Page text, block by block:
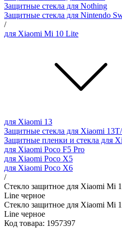
Защитные стекла для Nothing
Защитные стекла для Nintendo
/
для Xiaomi Mi 10 Lite
для Xiaomi 13
Защитные стекла для Xiaomi
Защитные пленки и стекла для
для Xiaomi Poco F5 Pro
для Xiaomi Poco X5
для Xiaomi Poco X6
/
Стекло защитное для Xiaomi Mi
Line черное
Стекло защитное для Xiaomi Mi
Line черное
Код товара: 1957397